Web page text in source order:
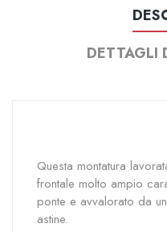
DETTAGLI
Questa montatura
frontale molto ampio
ponte e avvalorato da
astine.